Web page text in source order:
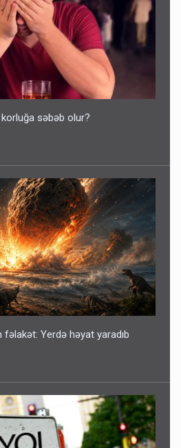
səbəb olur?
fəlakət: Yerdə həyat yaradıb